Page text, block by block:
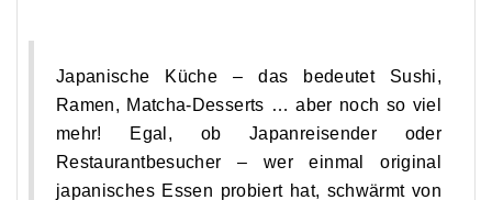
Japanische Küche – das bedeutet Sushi,
Ramen, Matcha-Desserts … aber noch so viel
mehr! Egal, ob Japanreisender oder
Restaurantbesucher – wer einmal original
japanisches Essen probiert hat, schwärmt von